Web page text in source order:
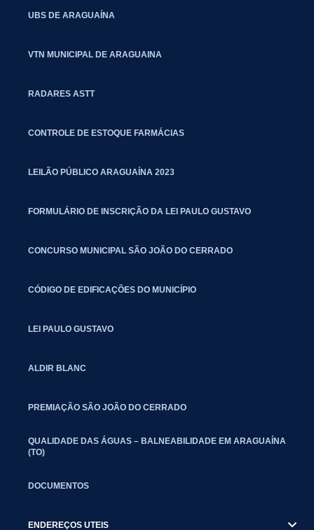
UBS DE ARAGUAÍNA
VTN MUNICIPAL DE ARAGUAINA
RADARES ASTT
CONTROLE DE ESTOQUE FARMÁCIAS
LEILÃO PÚBLICO ARAGUAÍNA 2023
FORMULÁRIO DE INSCRIÇÃO DA LEI PAULO GUSTAVO
CONCURSO MUNICIPAL SÃO JOÃO DO CERRADO
CÓDIGO DE EDIFICAÇÕES DO MUNICÍPIO
LEI PAULO GUSTAVO
ALDIR BLANC
PREMIAÇÃO SÃO JOÃO DO CERRADO
QUALIDADE DAS ÁGUAS – BALNEABILIDADE EM ARAGUAÍNA
(TO)
DOCUMENTOS
ENDEREÇOS UTEIS